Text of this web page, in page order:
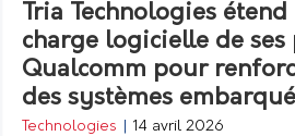
Tria Technologies
charge logicielle de
Qualcomm pour
des systèmes
Technologies 14 avril 2026